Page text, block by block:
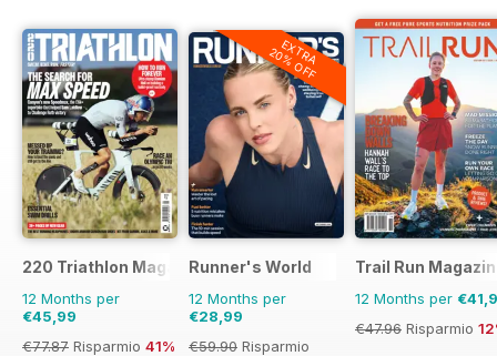
220 Triathlon Magazine
12 Months per
€45,99
€77.87 Risparmio 41%
EXTRA
20% OFF
Runner's World
12 Months per
€28,99
€59.90 Risparmio
Trail Run
12 Months per
€47.96 Risparmio